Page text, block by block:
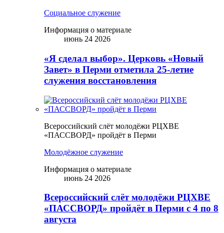
Социальное служение
Информация о материале
июнь 24 2026
«Я сделал выбор». Церковь «Новый
Завет» в Перми отметила 25-летие
служения восстановления
Всероссийский слёт молодёжи РЦХВЕ
«ПАССВОРД» пройдёт в Перми
Молодёжное служение
Информация о материале
июнь 24 2026
Всероссийский слёт молодёжи РЦХВЕ
«ПАССВОРД» пройдёт в Перми с 4 по 8
августа